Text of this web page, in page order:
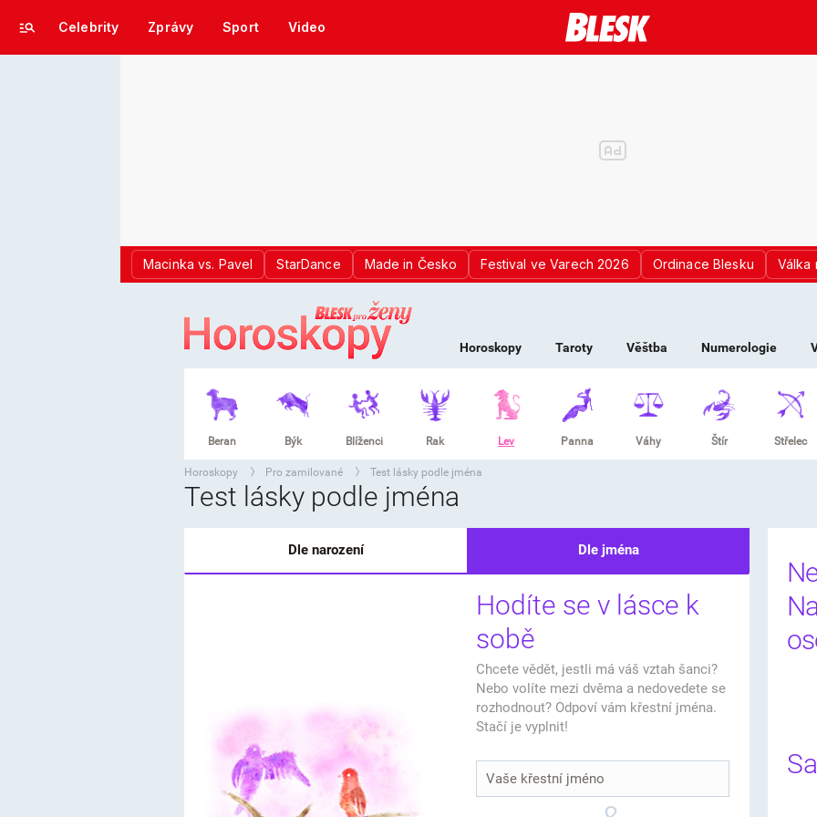
Celebrity Zprávy Sport Video
Macinka vs. Pavel StarDance Made in Česko Festival ve Varech 2026 Ordinace Blesku Válka
LOGO BLESK PRO ŽENY -
Horoskopy Taroty Věštba Numerologie
Beran Býk Blíženci Rak Lev Panna Váhy Štír Střelec
Horoskopy Pro zamilované
>
Test lásky podle jména
Test lásky podle jména
Dle narození Dle jména
Hodíte se v lásce k
sobě
Chcete vědět, jestli má váš vztah šanci?
Nebo volíte mezi dvěma a nedovedete se
rozhodnout? Odpoví vám křestní jména.
Stačí je vyplnit!